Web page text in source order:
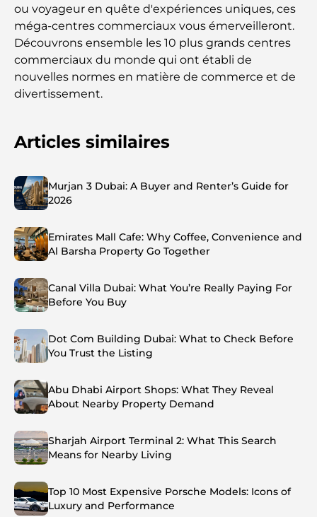
ou voyageur en quête d'expériences uniques, ces
méga-centres commerciaux vous émerveilleront.
Découvrons ensemble les 10 plus grands centres
commerciaux du monde qui ont établi de
nouvelles normes en matière de commerce et de
divertissement.
Articles similaires
Murjan 3 Dubai: A Buyer and Renter’s Guide for
2026
Emirates Mall Cafe: Why Coffee, Convenience and
Al Barsha Property Go Together
Canal Villa Dubai: What You’re Really Paying For
Before You Buy
Dot Com Building Dubai: What to Check Before
You Trust the Listing
Abu Dhabi Airport Shops: What They Reveal
About Nearby Property Demand
Sharjah Airport Terminal 2: What This Search
Means for Nearby Living
Top 10 Most Expensive Porsche Models: Icons of
Luxury and Performance